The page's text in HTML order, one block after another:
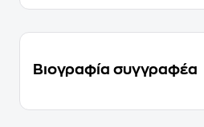
Βιογραφία συγγραφέα